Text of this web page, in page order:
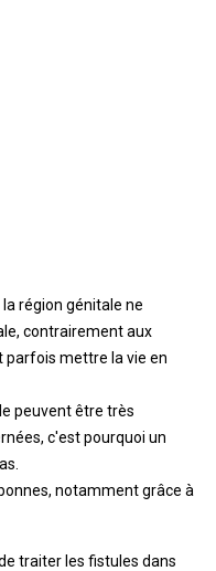
région génitale ne
contrairement aux
parfois mettre la vie en
peuvent être très
c'est pourquoi un
notamment grâce à
traiter les fistules dans